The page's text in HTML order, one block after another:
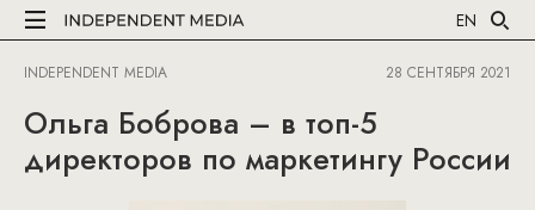
EN
INDEPENDENT MEDIA 28 СЕНТЯБРЯ 2021
Ольга Боброва – в топ-5
директоров по маркетингу России